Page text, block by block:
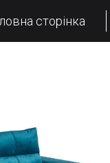
сторінка